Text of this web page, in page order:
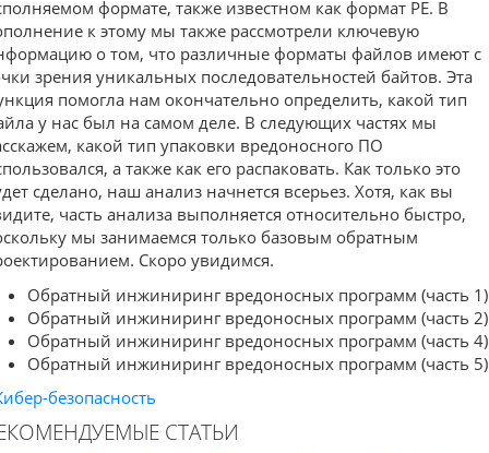
формате, также известном как формат PE. В
к этому мы также рассмотрели ключевую
о том, что различные форматы файлов имеют с
зрения уникальных последовательностей байтов. Эта
помогла нам окончательно определить, какой тип
у нас был на самом деле. В следующих частях мы
какой тип упаковки вредоносного ПО
а также как его распаковать. Как только это
сделано, наш анализ начнется всерьез. Хотя, как вы
часть анализа выполняется относительно быстро,
мы занимаемся только базовым обратным
Скоро увидимся.
Обратный инжиниринг вредоносных программ (часть 1)
Обратный инжиниринг вредоносных программ (часть 2)
Обратный инжиниринг вредоносных программ (часть 4)
Обратный инжиниринг вредоносных программ (часть 5)
безопасность
СТАТЬИ